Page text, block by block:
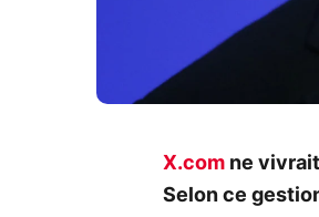
X.com ne
Selon ce